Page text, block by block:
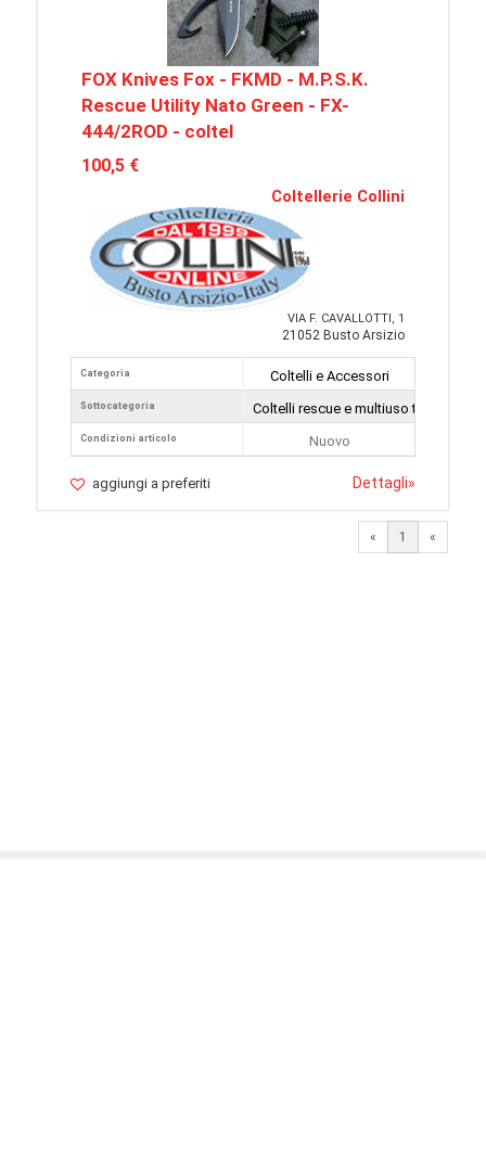
FOX Knives Fox - FKMD - M.P.S.K.
Rescue Utility Nato Green - FX-
444/2ROD - coltel
100,5 €
Coltellerie Collini
VIA F. CAVALLOTTI, 1
21052 Busto Arsizio
Categoria
Sottocategoria
Condizioni articolo
Coltelli e Accessori
Coltelli rescue e multiuso tattici
Nuovo
aggiungi a preferiti Dettagli»
« 1 «